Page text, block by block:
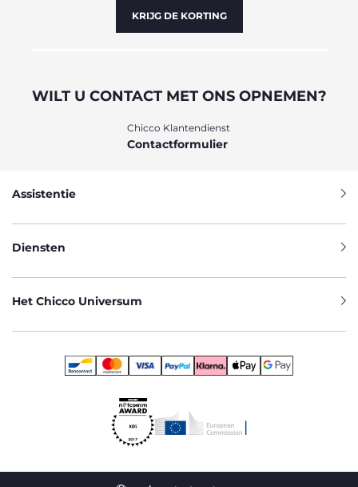
KRIJG DE KORTING
WILT U CONTACT MET ONS OPNEMEN?
Chicco Klantendienst
Contactformulier
Assistentie
Diensten
Het Chicco Universum